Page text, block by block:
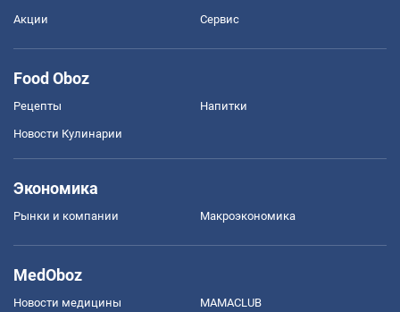
Акции Сервис
Food Oboz
Рецепты Напитки
Новости Кулинарии
Экономика
Рынки и компании Mакроэкономика
MedOboz
Новости медицины MAMACLUB